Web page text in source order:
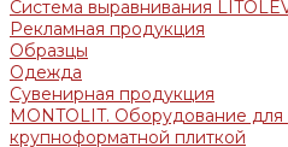
Система выравнивания
Рекламная продукция
Образцы
Одежда
Сувенирная продукция
MONTOLIT. Оборудование для
крупноформатной плиткой